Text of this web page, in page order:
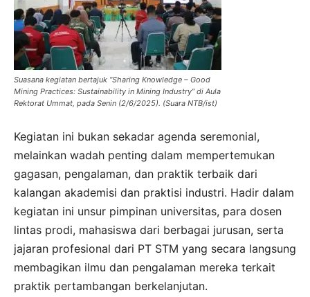
Suasana kegiatan bertajuk “Sharing Knowledge – Good
Mining Practices: Sustainability in Mining Industry” di Aula
Rektorat Ummat, pada Senin (2/6/2025). (Suara NTB/ist)
Kegiatan ini bukan sekadar agenda seremonial,
melainkan wadah penting dalam mempertemukan
gagasan, pengalaman, dan praktik terbaik dari
kalangan akademisi dan praktisi industri. Hadir dalam
kegiatan ini unsur pimpinan universitas, para dosen
lintas prodi, mahasiswa dari berbagai jurusan, serta
jajaran profesional dari PT STM yang secara langsung
membagikan ilmu dan pengalaman mereka terkait
praktik pertambangan berkelanjutan.